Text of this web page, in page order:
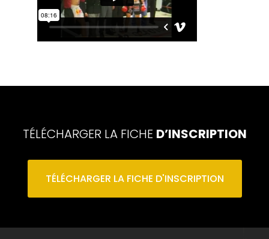
TÉLÉCHARGER LA FICHE D’INSCRIPTION
TÉLÉCHARGER LA FICHE D'INSCRIPTION